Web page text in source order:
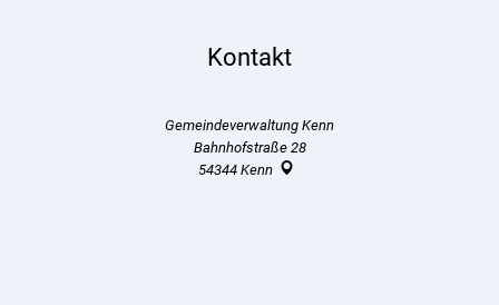
Kontakt
Gemeindeverwaltung Kenn
Bahnhofstraße 28
54344 Kenn